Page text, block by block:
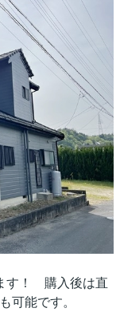
す！ 購入後は直
可能です。